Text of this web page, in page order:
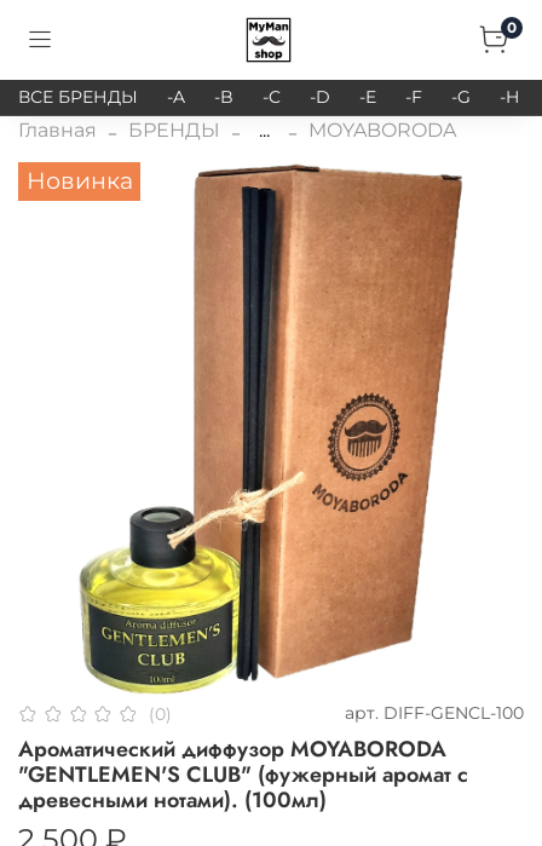
0
ВСЕ БРЕНДЫ -A -B -C -D -E -F -G -H
Главная БРЕНДЫ ... MOYABORODA
Новинка
(0) арт. DIFF-GENCL-100
Ароматический диффузор MOYABORODA
"GENTLEMEN'S CLUB" (фужерный аромат с
древесными нотами). (100мл)